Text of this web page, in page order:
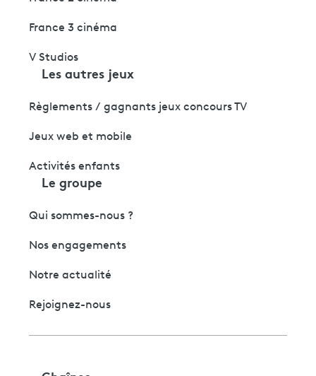
France 3 cinéma
V Studios
Les autres jeux
Règlements / gagnants jeux concours TV
Jeux web et mobile
Activités enfants
Le groupe
Qui sommes-nous ?
Nos engagements
Notre actualité
Rejoignez-nous